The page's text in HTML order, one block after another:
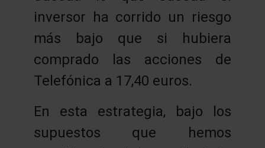
inversor ha corrido un riesgo
más bajo que si hubiera
comprado las acciones de
Telefónica a 17,40 euros.
En esta estrategia, bajo los
supuestos que hemos